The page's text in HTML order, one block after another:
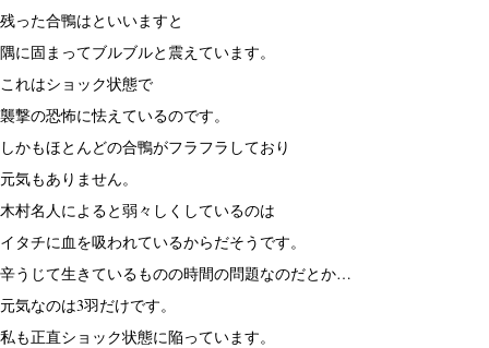
残った合鴨はといいますと
隅に固まってブルブルと震えています。
これはショック状態で
襲撃の恐怖に怯えているのです。
しかもほとんどの合鴨がフラフラしており
元気もありません。
木村名人によると弱々しくしているのは
イタチに血を吸われているからだそうです。
辛うじて生きているものの時間の問題なのだとか…
元気なのは3羽だけです。
私も正直ショック状態に陥っています。